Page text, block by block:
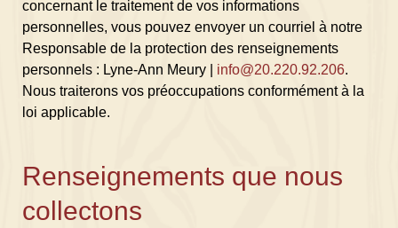
concernant le traitement de vos informations
personnelles, vous pouvez envoyer un courriel à notre
Responsable de la protection des renseignements
personnels : Lyne-Ann Meury | info@20.220.92.206.
Nous traiterons vos préoccupations conformément à la
loi applicable.
Renseignements que nous
collectons